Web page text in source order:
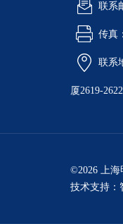
联系
传真
联系
厦2619-
©2026 上
技术支持：